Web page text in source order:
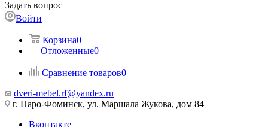
Задать вопрос
Войти
Корзина0
Отложенные0
Сравнение товаров0
dveri-mebel.rf@yandex.ru
г. Наро-Фоминск, ул. Маршала Жукова, дом 84
Вконтакте